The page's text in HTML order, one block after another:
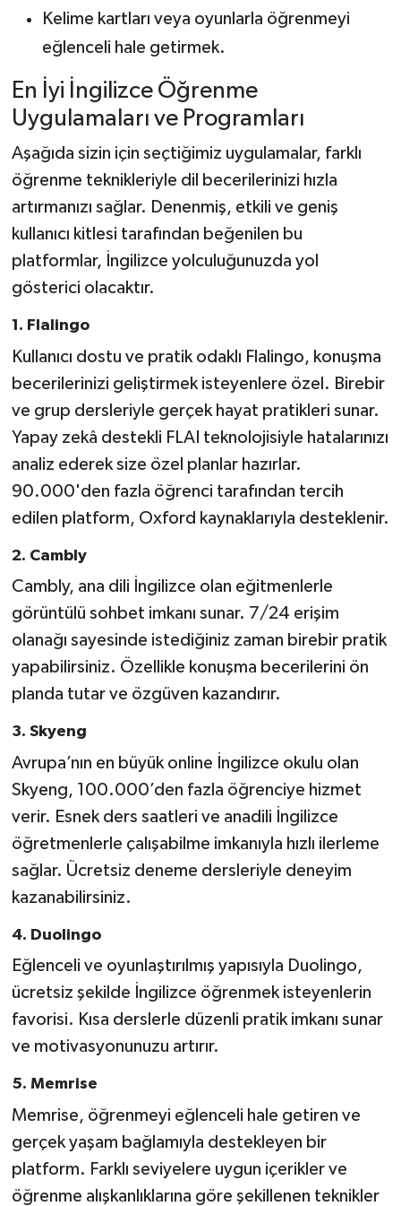
Kelime kartları veya oyunlarla öğrenmeyi
eğlenceli hale getirmek.
En İyi İngilizce Öğrenme
Uygulamaları ve Programları
Aşağıda sizin için seçtiğimiz uygulamalar, farklı
öğrenme teknikleriyle dil becerilerinizi hızla
artırmanızı sağlar. Denenmiş, etkili ve geniş
kullanıcı kitlesi tarafından beğenilen bu
platformlar, İngilizce yolculuğunuzda yol
gösterici olacaktır.
1. Flalingo
Kullanıcı dostu ve pratik odaklı Flalingo, konuşma
becerilerinizi geliştirmek isteyenlere özel. Birebir
ve grup dersleriyle gerçek hayat pratikleri sunar.
Yapay zekâ destekli FLAI teknolojisiyle hatalarınızı
analiz ederek size özel planlar hazırlar.
90.000'den fazla öğrenci tarafından tercih
edilen platform, Oxford kaynaklarıyla desteklenir.
2. Cambly
Cambly, ana dili İngilizce olan eğitmenlerle
görüntülü sohbet imkanı sunar. 7/24 erişim
olanağı sayesinde istediğiniz zaman birebir pratik
yapabilirsiniz. Özellikle konuşma becerilerini ön
planda tutar ve özgüven kazandırır.
3. Skyeng
Avrupa’nın en büyük online İngilizce okulu olan
Skyeng, 100.000’den fazla öğrenciye hizmet
verir. Esnek ders saatleri ve anadili İngilizce
öğretmenlerle çalışabilme imkanıyla hızlı ilerleme
sağlar. Ücretsiz deneme dersleriyle deneyim
kazanabilirsiniz.
4. Duolingo
Eğlenceli ve oyunlaştırılmış yapısıyla Duolingo,
ücretsiz şekilde İngilizce öğrenmek isteyenlerin
favorisi. Kısa derslerle düzenli pratik imkanı sunar
ve motivasyonunuzu artırır.
5. Memrise
Memrise, öğrenmeyi eğlenceli hale getiren ve
gerçek yaşam bağlamıyla destekleyen bir
platform. Farklı seviyelere uygun içerikler ve
öğrenme alışkanlıklarına göre şekillenen teknikler